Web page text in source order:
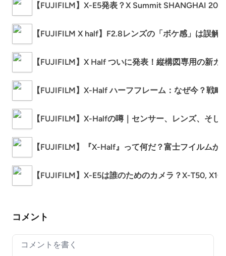
【FUJIFILM】X-E5発表？X Summit SHANGHAI
【FUJIFILM X half】F2.8レンズの「ボケ感」は誤
【FUJIFILM】X Half ついに発表！縦構図専用の新
【FUJIFILM】X-Half ハーフフレーム：なぜ今？戦
【FUJIFILM】X-Halfの噂｜センサー、レンズ、そ
【FUJIFILM】『X-Half』って何だ？富士フイルム
【FUJIFILM】X-E5は誰のためのカメラ？X-T50,
コメント
Your comment